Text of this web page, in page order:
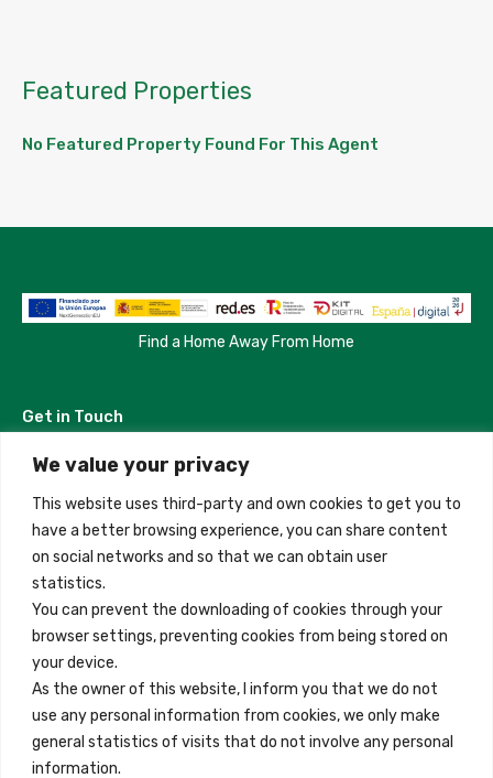
We value your privacy
This website uses third-party and own cookies to get you to
have a better browsing experience, you can share content
on social networks and so that we can obtain user
statistics.
You can prevent the downloading of cookies through your
browser settings, preventing cookies from being stored on
your device.
As the owner of this website, I inform you that we do not
use any personal information from cookies, we only make
general statistics of visits that do not involve any personal
information.
Featured Properties
No Featured Property Found For This Agent
Find a Home Away From Home
Get in Touch
Madrid, Spain
+34 684 39 31 82
info@innfamily.com
Quick Links
Contact
Legal Note
Terms and Conditions